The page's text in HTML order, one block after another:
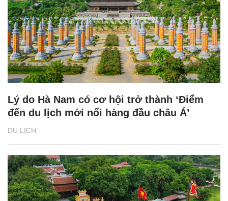
DU LỊCH
Lý do Hà Nam có cơ hội trở thành ‘Điểm
đến du lịch mới nổi hàng đầu châu Á’